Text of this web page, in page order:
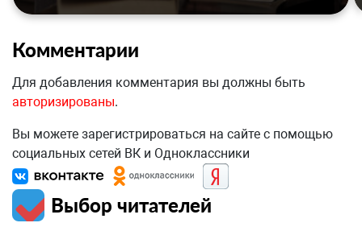
Комментарии
Для добавления комментария вы должны быть
авторизированы.
Вы можете зарегистрироваться на сайте с помощью
социальных сетей ВК и Одноклассники
Выбор читателей